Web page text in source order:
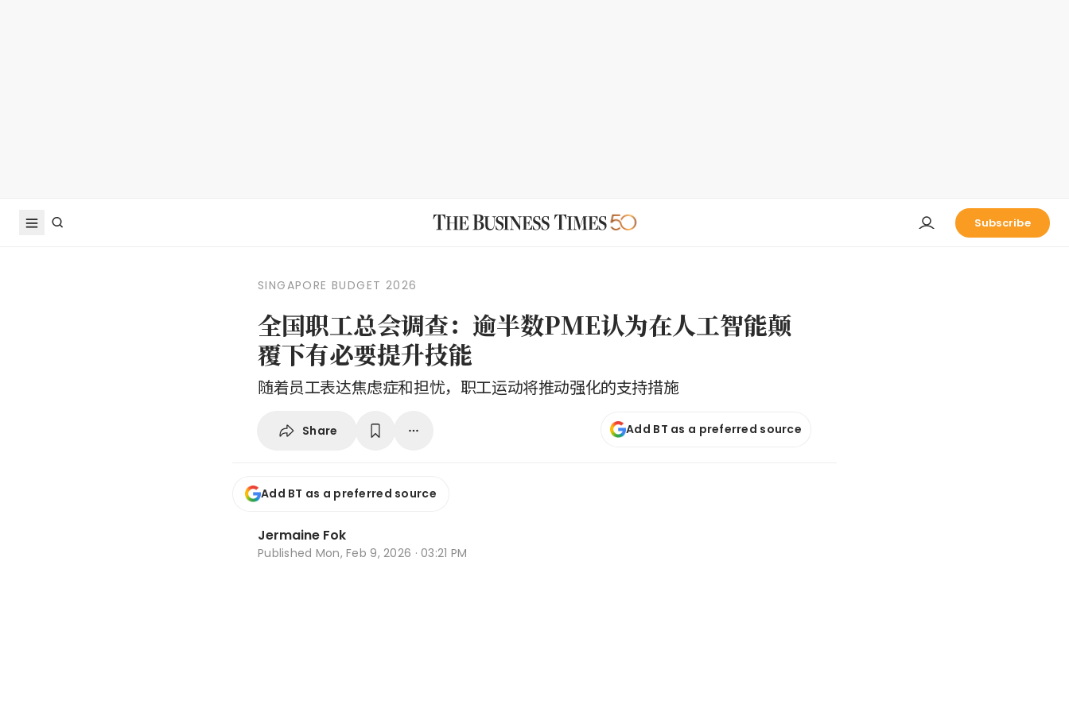
Subscribe
SINGAPORE BUDGET 2026
全国职工总会调查：逾半数PME认为在人工智能颠
覆下有必要提升技能
随着员工表达焦虑症和担忧，职工运动将推动强化的支持措施
Share Add BT as a preferred source
Add BT as a preferred source
Jermaine Fok
Published Mon, Feb 9, 2026 · 03:21 PM